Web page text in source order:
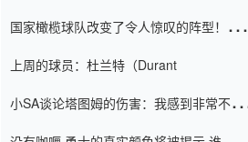
起了人们的关注
国家橄榄球队改变了令人惊叹的阵型！伊万
上周的球员：杜兰特（Durant
小SA谈论塔图姆的伤害：我感到非常不舒